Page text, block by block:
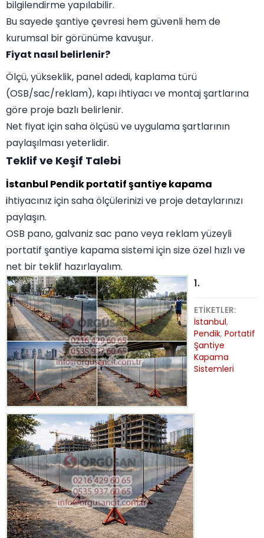
bilgilendirme yapılabilir.
Bu sayede şantiye çevresi hem güvenli hem de
kurumsal bir görünüme kavuşur.
Fiyat nasıl belirlenir?
Ölçü, yükseklik, panel adedi, kaplama türü
(OSB/sac/reklam), kapı ihtiyacı ve montaj şartlarına
göre proje bazlı belirlenir.
Net fiyat için saha ölçüsü ve uygulama şartlarının
paylaşılması yeterlidir.
Teklif ve Keşif Talebi
İstanbul Pendik portatif şantiye kapama
ihtiyacınız için saha ölçülerinizi ve proje detaylarınızı
paylaşın.
OSB pano, galvaniz sac pano veya reklam yüzeyli
portatif şantiye kapama sistemi için size özel hızlı ve
net bir teklif hazırlayalım.
ETİKETLER:
İstanbul,
Pendik, Portatif
Şantiye
Kapama
Sistemleri